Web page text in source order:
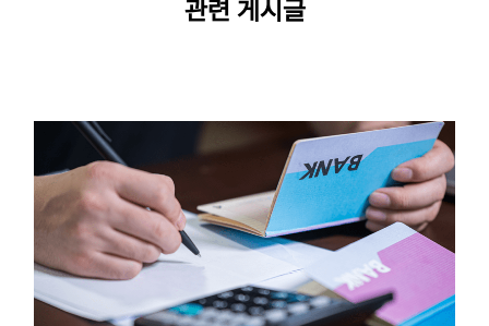
관련 게시글